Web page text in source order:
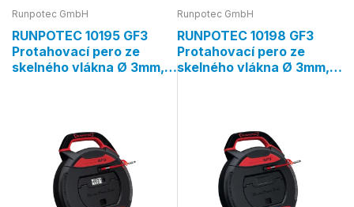
Runpotec GmbH
RUNPOTEC 10195 GF3
Protahovací pero ze
skelného vlákna Ø 3mm,
Runpotec GmbH
RUNPOTEC 10198 GF3
Protahovací pero ze
skelného vlákna Ø 3mm,